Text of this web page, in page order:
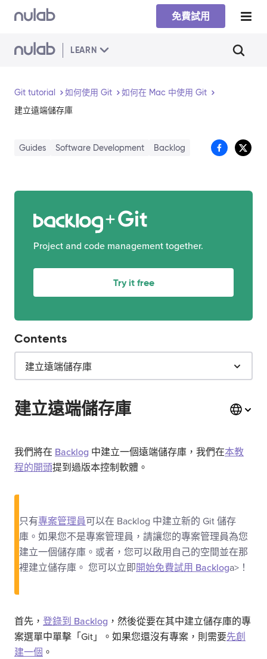
Skip to main content
免費試用
LEARN
Git tutorial 如何使用 Git
如何在 Mac 中使用 Git
建立遠端儲存庫
Guides Software Development Backlog
Git
Project and code management together.
Try it free
建立遠端儲存庫
我們將在 Backlog 中建立一個遠端儲存庫，我們在本教
程的開頭提到過版本控制軟體。
只有專案管理員可以在 Backlog 中建立新的 Git 儲存
庫。如果您不是專案管理員，請讓您的專案管理員為您
建立一個儲存庫。或者，您可以啟用自己的空間並在那
裡建立儲存庫。 您可以立即開始免費試用 Backloga>！
首先， 登錄到 Backlog ，然後從要在其中建立儲存庫的專
案選單中單擊「Git」。如果您還沒有專案，則需要先創
建一個 。
Contents
建立遠端儲存庫